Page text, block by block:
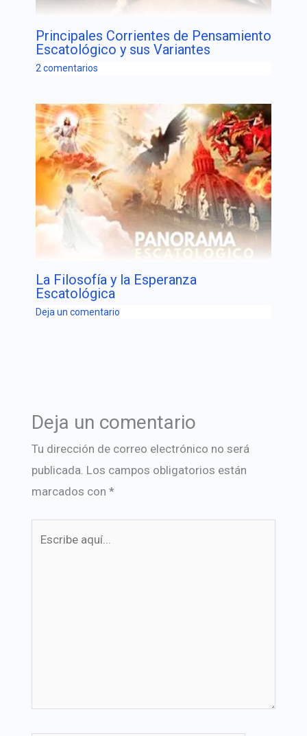
Principales Corrientes de Pensamiento
Escatológico y sus Variantes
2 comentarios
La Filosofía y la Esperanza
Escatológica
Deja un comentario
Deja un comentario
Tu dirección de correo electrónico no será
publicada. Los campos obligatorios están
marcados con *